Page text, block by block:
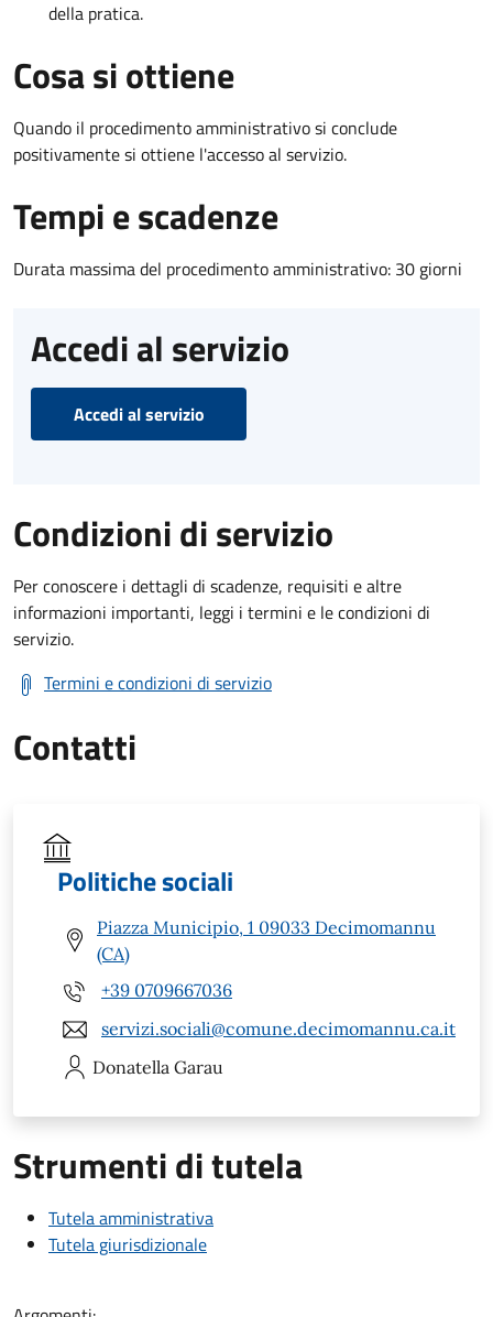
della pratica.
Cosa si ottiene
Quando il procedimento amministrativo si conclude
positivamente si ottiene l'accesso al servizio.
Tempi e scadenze
Durata massima del procedimento amministrativo: 30 giorni
Accedi al servizio
Accedi al servizio
Condizioni di servizio
Per conoscere i dettagli di scadenze, requisiti e altre
informazioni importanti, leggi i termini e le condizioni di
servizio.
Termini e condizioni di servizio
Contatti
Politiche sociali
Piazza Municipio, 1 09033 Decimomannu
(CA)
+39 0709667036
servizi.sociali@comune.decimomannu.ca.it
Donatella Garau
Strumenti di tutela
Tutela amministrativa
Tutela giurisdizionale